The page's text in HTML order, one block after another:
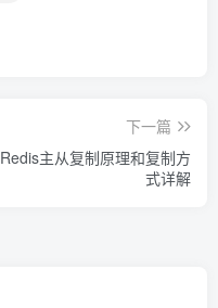
下一篇
Redis主从复制原理和复制方
式详解